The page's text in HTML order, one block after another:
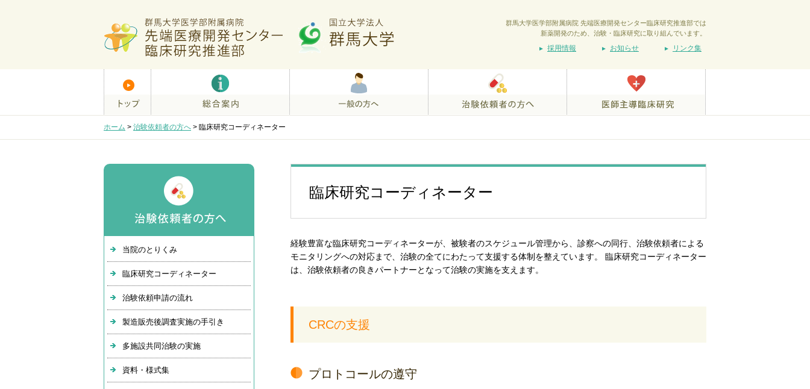
群馬大学医学部附属病院 先端医療開発センター臨床研究推進部では
新薬開発のため、治験・臨床研究に取り組んでいます。
採用情報 お知らせ リンク集
ホーム > 治験依頼者の方へ > 臨床研究コーディネーター
当院のとりくみ
臨床研究コーディネーター
治験依頼申請の流れ
製造販売後調査実施の手引き
多施設共同治験の実施
資料・様式集
臨床研究コーディネーター
経験豊富な臨床研究コーディネーターが、被験者のスケジュール管理から、診察への同行、治験依頼者による
モニタリングへの対応まで、治験の全てにわたって支援する体制を整えています。 臨床研究コーディネーター
は、治験依頼者の良きパートナーとなって治験の実施を支えます。
CRCの支援
プロトコールの遵守